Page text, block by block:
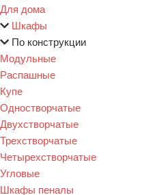
Для дома
Шкафы
По конструкции
Модульные
Распашные
Купе
Одностворчатые
Двухстворчатые
Трехстворчатые
Четырехстворчатые
Угловые
Шкафы пеналы